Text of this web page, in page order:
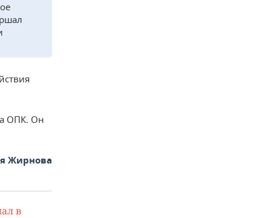
ОПК. Он
Жирнова
в